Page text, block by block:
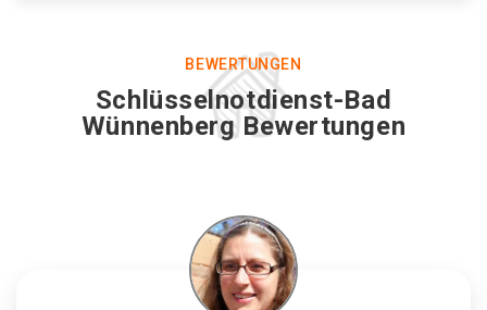
BEWERTUNGEN
Schlüsselnotdienst-Bad
Wünnenberg Bewertungen